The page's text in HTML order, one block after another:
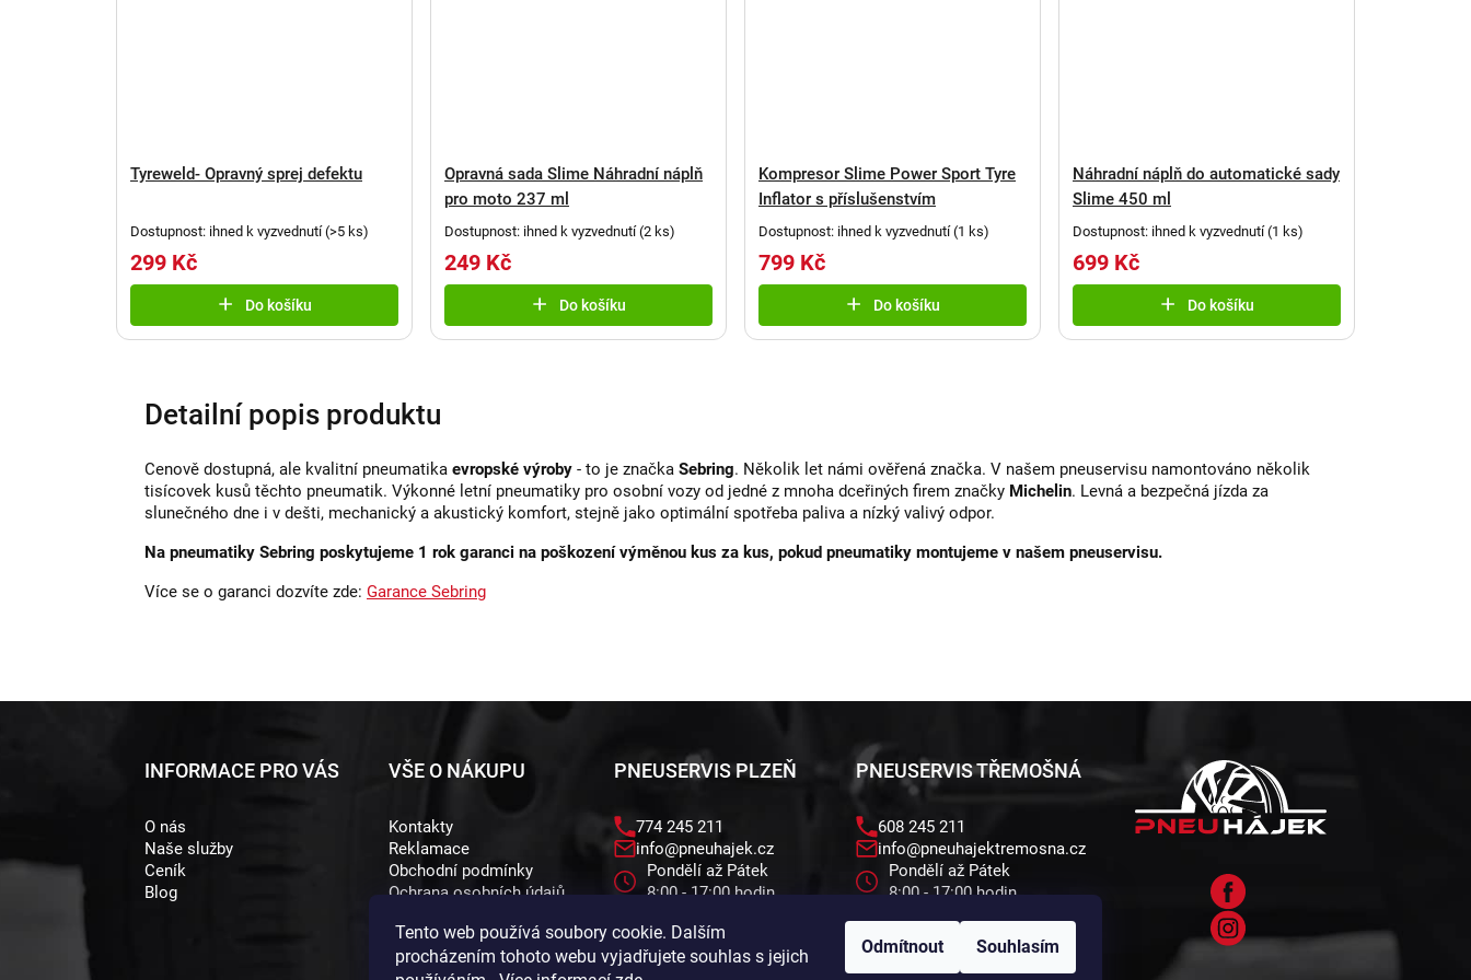
Tento web používá soubory cookie. Dalším
procházením tohoto webu vyjadřujete souhlas s jejich
Odmítnout Souhlasím
Tyreweld- Opravný sprej defektu
Dostupnost: ihned k vyzvednutí(>5 ks)
299 Kč
Do košíku
Opravná sada Slime Náhradní náplň
pro moto 237 ml
Dostupnost: ihned k vyzvednutí(2 ks)
249 Kč
Do košíku
Kompresor Slime Power Sport Tyre
Inflator s příslušenstvím
Dostupnost: ihned k vyzvednutí(1 ks)
799 Kč
Do košíku
Náhradní náplň do automatické sady
Slime 450 ml
Dostupnost: ihned k vyzvednutí(1 ks)
699 Kč
Do košíku
Detailní popis produktu
Cenově dostupná, ale kvalitní pneumatika evropské výroby - to je značka Sebring. Několik let námi ověřená značka. V našem pneuservisu namontováno několik
tisícovek kusů těchto pneumatik. Výkonné letní pneumatiky pro osobní vozy od jedné z mnoha dceřiných firem značky Michelin. Levná a bezpečná jízda za
slunečného dne i v dešti, mechanický a akustický komfort, stejně jako optimální spotřeba paliva a nízký valivý odpor.
Na pneumatiky Sebring poskytujeme 1 rok garanci na poškození výměnou kus za kus, pokud pneumatiky montujeme v našem pneuservisu.
Více se o garanci dozvíte zde: Garance Sebring
a
INFORMACE PRO VÁS
O nás
Naše služby
Ceník
Blog
VŠE O NÁKUPU
Kontakty
Reklamace
Obchodní podmínky
Ochrana osobních údajů
PNEUSERVIS PLZEŇ
774 245 211
info@pneuhajek.cz
Pondělí až Pátek
8:00 - 17:00 hodin
Plzeň
PNEUSERVIS TŘEMOŠNÁ
608 245 211
info@pneuhajektremosna.cz
Pondělí až Pátek
8:00 - 17:00 hodin
Třemošná